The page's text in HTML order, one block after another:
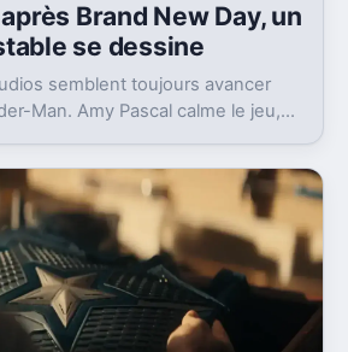
Brand New Day, un
se dessine
semblent toujours avancer
Man. Amy Pascal calme le jeu,